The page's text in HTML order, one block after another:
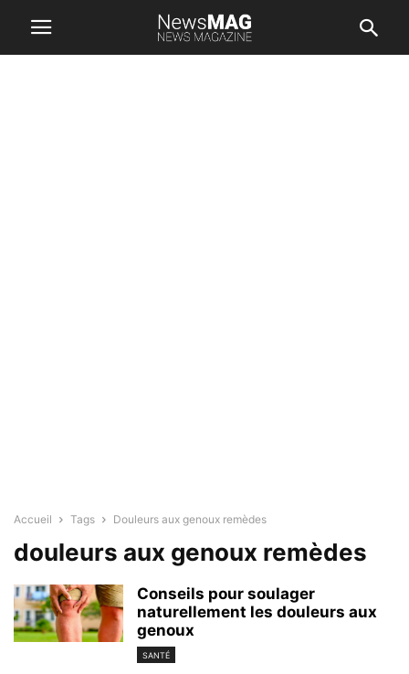
Accueil Tags Douleurs aux genoux remèdes
douleurs aux genoux remèdes
Conseils pour soulager
naturellement les douleurs aux
genoux
SANTÉ